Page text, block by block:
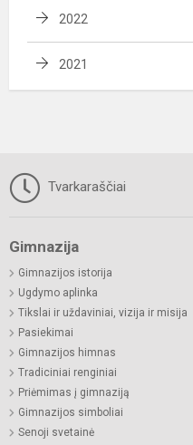
2022
2021
Tvarkaraščiai
Gimnazija
Gimnazijos istorija
Ugdymo aplinka
Tikslai ir uždaviniai, vizija ir misija
Pasiekimai
Gimnazijos himnas
Tradiciniai renginiai
Priėmimas į gimnaziją
Gimnazijos simboliai
Senoji svetainė